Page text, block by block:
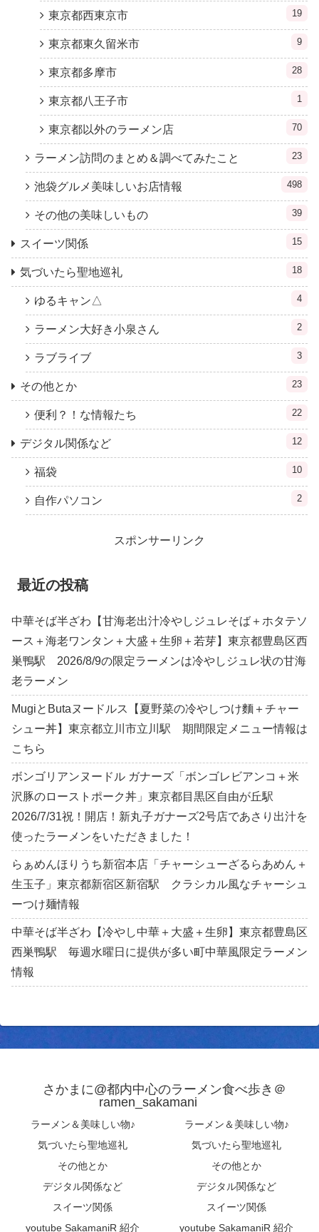
東京都西東京市 19
東京都東久留米市 9
東京都多摩市 28
東京都八王子市 1
東京都以外のラーメン店 70
ラーメン訪問のまとめ＆調べてみたこと 23
池袋グルメ美味しいお店情報 498
その他の美味しいもの 39
スイーツ関係 15
気づいたら聖地巡礼 18
ゆるキャン△ 4
ラーメン大好き小泉さん 2
ラブライブ 3
その他とか 23
便利？！な情報たち 22
デジタル関係など 12
福袋 10
自作パソコン 2
スポンサーリンク
最近の投稿
中華そば半ざわ【甘海老出汁冷やしジュレそば＋ホタテソ
ース＋海老ワンタン＋大盛＋生卵＋若芽】東京都豊島区西
巣鴨駅 2026/8/9の限定ラーメンは冷やしジュレ状の甘海
老ラーメン
MugiとButaヌードルス【夏野菜の冷やしつけ麵＋チャー
シュー丼】東京都立川市立川駅 期間限定メニュー情報は
こちら
ボンゴリアンヌードル ガナーズ「ボンゴレビアンコ＋米
沢豚のローストポーク丼」東京都目黒区自由が丘駅
2026/7/31祝！開店！新丸子ガナーズ2号店であさり出汁を
使ったラーメンをいただきました！
らぁめんほりうち新宿本店「チャーシューざるらあめん＋
生玉子」東京都新宿区新宿駅 クラシカル風なチャーシュ
ーつけ麺情報
中華そば半ざわ【冷やし中華＋大盛＋生卵】東京都豊島区
西巣鴨駅 毎週水曜日に提供が多い町中華風限定ラーメン
情報
さかまに@都内中心のラーメン食べ歩き＠
ramen_sakamani
ラーメン＆美味しい物♪
ラーメン＆美味しい物♪
気づいたら聖地巡礼
気づいたら聖地巡礼
その他とか
その他とか
デジタル関係など
デジタル関係など
スイーツ関係
スイーツ関係
youtube SakamaniR 紹介
youtube SakamaniR 紹介